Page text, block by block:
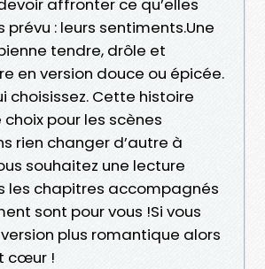
affronter ce qu’elles
prévu : leurs sentiments.Une
tendre, drôle et
en version douce ou épicée.
choisissez. Cette histoire
pour les scènes
rien changer d’autre à
souhaitez une lecture
les chapitres accompagnés
sont pour vous !Si vous
plus romantique alors
cœur !